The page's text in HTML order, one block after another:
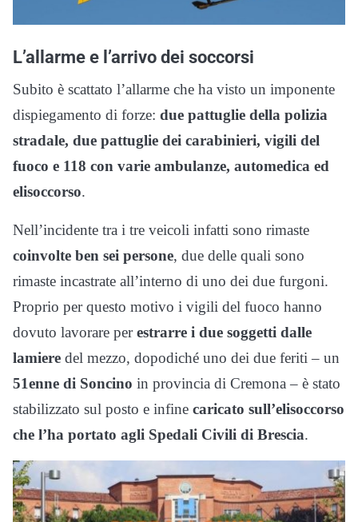
L’allarme e l’arrivo dei soccorsi
Subito è scattato l’allarme che ha visto un imponente
dispiegamento di forze: due pattuglie della polizia
stradale, due pattuglie dei carabinieri, vigili del
fuoco e 118 con varie ambulanze, automedica ed
elisoccorso.
Nell’incidente tra i tre veicoli infatti sono rimaste
coinvolte ben sei persone, due delle quali sono
rimaste incastrate all’interno di uno dei due furgoni.
Proprio per questo motivo i vigili del fuoco hanno
dovuto lavorare perestrarre i due soggetti dalle
lamiere del mezzo, dopodiché uno dei due feriti – un
51enne di Soncino in provincia di Cremona – è stato
stabilizzato sul posto e infine caricato sull’elisoccorso
che l’ha portato agli Spedali Civili di Brescia.